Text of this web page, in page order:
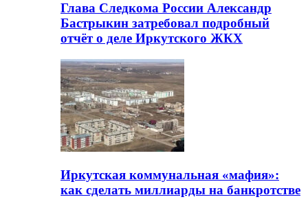
Глава Следкома России Александр
Бастрыкин затребовал подробный
отчёт о деле Иркутского ЖКХ
Иркутская коммунальная «мафия»:
как сделать миллиарды на банкротстве